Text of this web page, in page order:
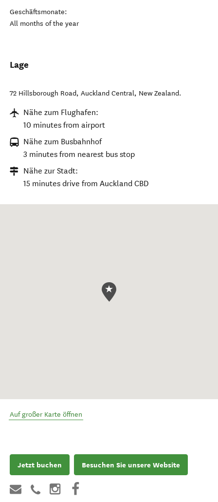
Geschäftsmonate:
All months of the year
Lage
72 Hillsborough Road, Auckland Central, New Zealand.
Nähe zum Flughafen:
10 minutes from airport
Nähe zum Busbahnhof
3 minutes from nearest bus stop
Nähe zur Stadt:
15 minutes drive from Auckland CBD
Auf großer Karte öffnen
Jetzt buchen Besuchen Sie unsere Website